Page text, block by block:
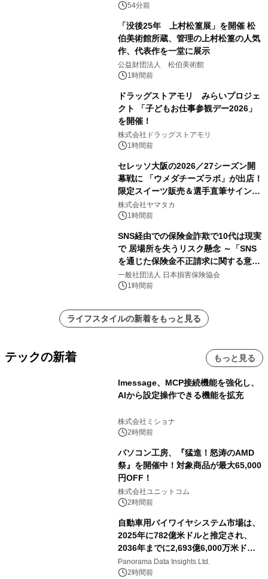
による 再生可能エネルギー電力の使用
54分前
「没後25年 上村松篁展」を開催 松
伯美術館所蔵、管理の上村松篁の人気
作、代表作を一堂に展示
公益財団法人 松伯美術館
1時間前
ドラッグストアモリ みらいプロジェ
クト 「子どもお仕事参観デー2026」
を開催！
株式会社ドラッグストアモリ
1時間前
セレッソ大阪の2026／27シーズン開
幕戦に 「ウメダチーズラボ」が出店！
限定スイーツ販売＆選手直筆サイング
ッズが当たる抽選会を 8月8日に開催
株式会社ヤマタカ
1時間前
SNS経由での保険金詐欺で10代は現実
で 居場所を失うリスク懸念 ～「SNS
を通じた保険金不正請求に関する意識
調査」を実施、 認知度の低さも浮き彫
りに～
一般社団法人 日本損害保険協会
1時間前
ライフスタイルの新着をもっと見る
テックの新着 もっと見る
lmessage、MCP接続機能を強化し、
AIから設定操作できる機能を拡充
株式会社ミショナ
2時間前
パソコン工房、『猛進！怒涛のAMD
祭』を開催中！対象商品が最大65,000
円OFF！
株式会社ユニットコム
2時間前
自動車用バイワイヤシステム市場は、
2025年に782億米ドルと推定され、
2036年までに2,693億6,000万米ドル
に達すると予測されており、予測期間
（2026年～2036年）
Panorama Data Insights Ltd.
2時間前